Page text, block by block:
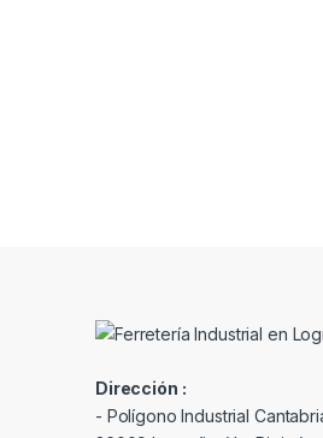
Dirección :
- Polígono Industrial